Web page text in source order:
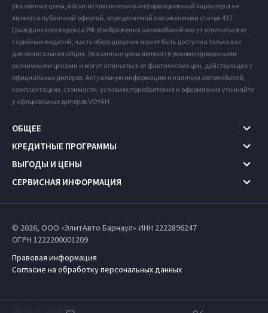
указанные цены, носит исключительно информационный характер и не
является публичной офертой, определяемой положениями статьи 437
Гражданского кодекса РФ. Изображения автомобилей могут отличаться от
серийных моделей, часть оборудования может быть доступна только как
дополнительная опция. Указанные цены являются рекомендованными
розничными ценами и могут отличаться от фактических цен, действующих у
официальных дилеров. Актуальную информацию о наличии автомобилей,
комплектациях, стоимости, условиях приобретения и оформления уточняйте
у официальных дилеров VOYAH.
ОБЩЕЕ
КРЕДИТНЫЕ ПРОГРАММЫ
ВЫГОДЫ И ЦЕНЫ
СЕРВИСНАЯ ИНФОРМАЦИЯ
© 2026, ООО «ЭлитАвто Барнаул» ИНН 2222896247
ОГРН 1222200001209
Правовая информация
Согласие на обработку персональных данных
Работает на технологиях